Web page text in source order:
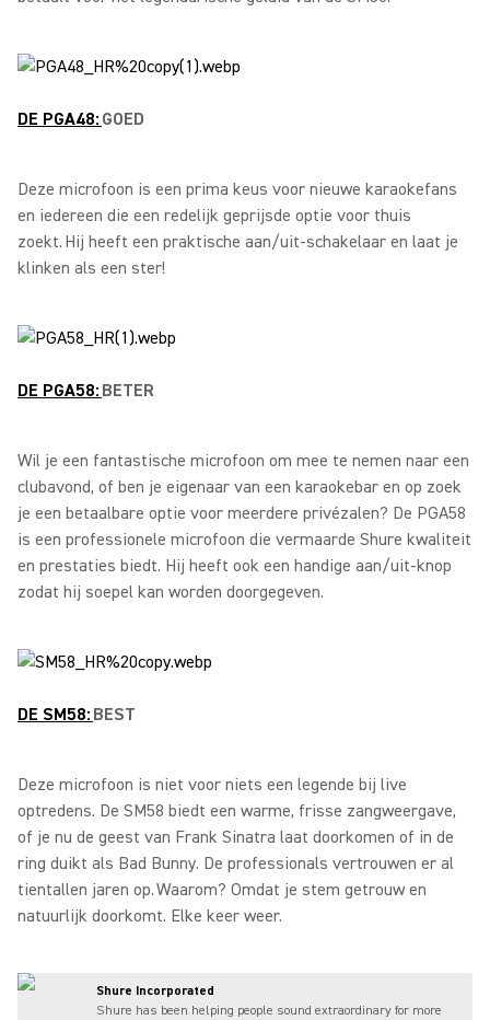
DE PGA48: GOED
Deze microfoon is een prima keus voor nieuwe karaokefans
en iedereen die een redelijk geprijsde optie voor thuis
zoekt. Hij heeft een praktische aan/uit-schakelaar en laat je
klinken als een ster!
DE PGA58: BETER
Wil je een fantastische microfoon om mee te nemen naar een
clubavond, of ben je eigenaar van een karaokebar en op zoek
je een betaalbare optie voor meerdere privézalen? De PGA58
is een professionele microfoon die vermaarde Shure kwaliteit
en prestaties biedt. Hij heeft ook een handige aan/uit-knop
zodat hij soepel kan worden doorgegeven.
DE SM58: BEST
Deze microfoon is niet voor niets een legende bij live
optredens. De SM58 biedt een warme, frisse zangweergave,
of je nu de geest van Frank Sinatra laat doorkomen of in de
ring duikt als Bad Bunny. De professionals vertrouwen er al
tientallen jaren op. Waarom? Omdat je stem getrouw en
natuurlijk doorkomt. Elke keer weer.
Shure Incorporated
Shure has been helping people sound extraordinary for more